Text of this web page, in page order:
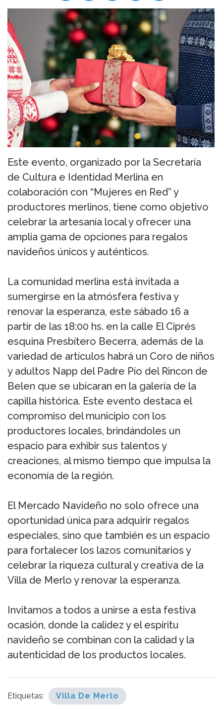
Este evento, organizado por la Secretaría
de Cultura e Identidad Merlina en
colaboración con “Mujeres en Red” y
productores merlinos, tiene como objetivo
celebrar la artesanía local y ofrecer una
amplia gama de opciones para regalos
navideños únicos y auténticos.
La comunidad merlina está invitada a
sumergirse en la atmósfera festiva y
renovar la esperanza, este sábado 16 a
partir de las 18:00 hs. en la calle El Ciprés
esquina Presbítero Becerra, además de la
variedad de artículos habrá un Coro de niños
y adultos Napp del Padre Pío del Rincon de
Belen que se ubicaran en la galería de la
capilla histórica. Este evento destaca el
compromiso del municipio con los
productores locales, brindándoles un
espacio para exhibir sus talentos y
creaciones, al mismo tiempo que impulsa la
economía de la región.
El Mercado Navideño no solo ofrece una
oportunidad única para adquirir regalos
especiales, sino que también es un espacio
para fortalecer los lazos comunitarios y
celebrar la riqueza cultural y creativa de la
Villa de Merlo y renovar la esperanza.
Invitamos a todos a unirse a esta festiva
ocasión, donde la calidez y el espíritu
navideño se combinan con la calidad y la
autenticidad de los productos locales.
Etiquetas: Villa De Merlo